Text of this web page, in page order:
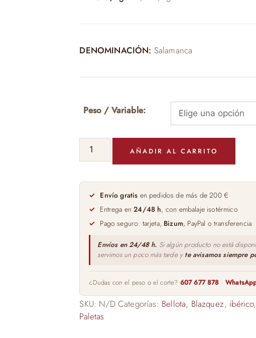
155,95 €
DENOMINACIÓN: Salamanca
Peso / Variable:
Paleta
50%
de
Bellota
Blázquez
4,5-
cantidad
AÑADIR AL CARRITO
Envío gratis en pedidos de más de 200 €
Entrega en24/48 h, con embalaje isotérmico
Pago seguro: tarjeta, Bizum, PayPal o transferencia
Envíos en 24/48 h. Si algún producto no está
servimos un poco más tarde y te avisamos siempre
¿Dudas con el peso o el corte? 607 677 878 ·
SKU: N/D Categorías: Bellota, Blazquez, ibérico,
Paletas